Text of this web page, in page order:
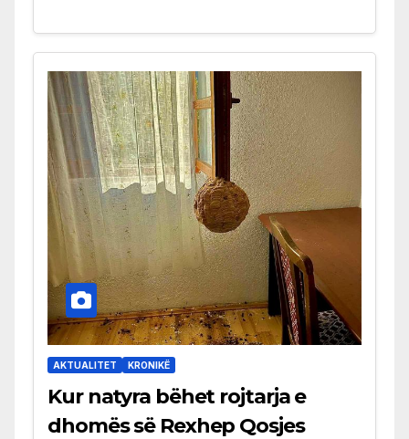
AKTUALITET KRONIKË
Kur natyra bëhet rojtarja e
dhomës së Rexhep Qosjes